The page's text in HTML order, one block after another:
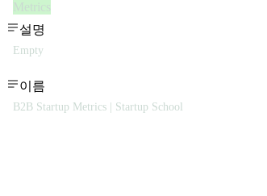
Metrics
설명
Empty
이름
B2B Startup Metrics | Startup School